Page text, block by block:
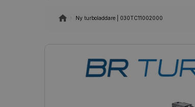
Ny turboladdare | 030TC11002000